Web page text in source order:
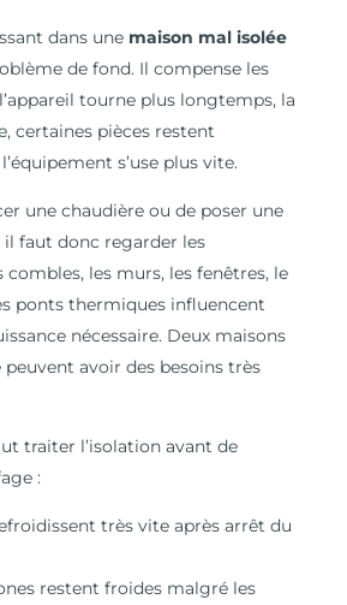
dans une maison mal isolée
de fond. Il compense les
tourne plus longtemps, la
certaines pièces restent
s’use plus vite.
une chaudière ou de poser une
il faut donc regarder les
combles, les murs, les fenêtres, le
ponts thermiques influencent
nécessaire. Deux maisons
avoir des besoins très
traiter l’isolation avant de
:
très vite après arrêt du
restent froides malgré les